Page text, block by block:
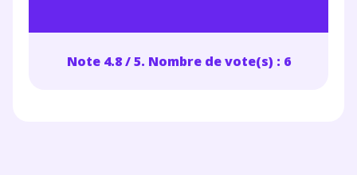
Note 4.8 / 5. Nombre de vote(s) : 6